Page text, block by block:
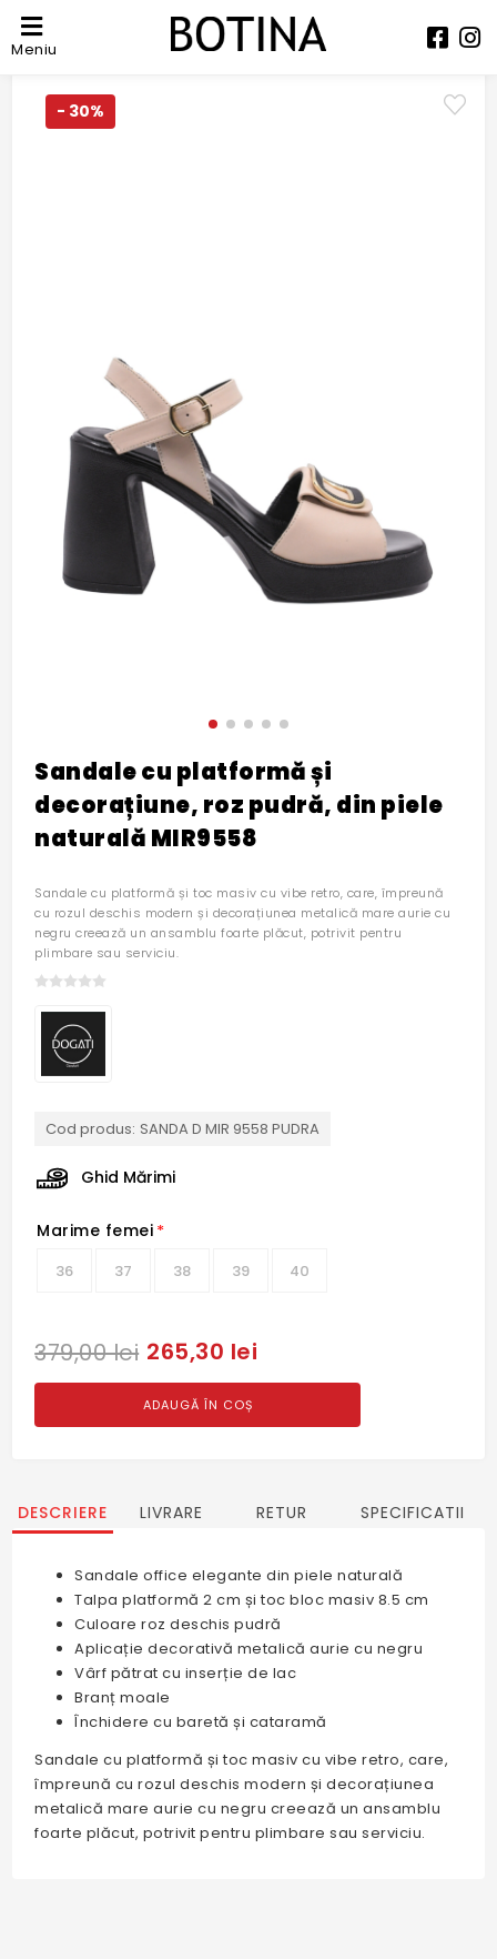
Meniu
- 30%
Sandale cu platformă și
decorațiune, roz pudră, din piele
naturală MIR9558
Sandale cu platformă și toc masiv cu vibe retro, care, împreună
cu rozul deschis modern și decorațiunea metalică mare aurie cu
negru creează un ansamblu foarte plăcut, potrivit pentru
plimbare sau serviciu.
Cod produs: SANDA D MIR 9558 PUDRA
Ghid Mărimi
Marime femei *
36 37 38 39 40
379,00 lei 265,30 lei
ADAUGĂ ÎN COȘ
DESCRIERE LIVRARE RETUR SPECIFICATII
Sandale office elegante din piele naturală
Talpa platformă 2 cm și toc bloc masiv 8.5 cm
Culoare roz deschis pudră
Aplicație decorativă metalică aurie cu negru
Vârf pătrat cu inserție de lac
Branț moale
Închidere cu baretă și cataramă
Sandale cu platformă și toc masiv cu vibe retro, care,
împreună cu rozul deschis modern și decorațiunea
metalică mare aurie cu negru creează un ansamblu
foarte plăcut, potrivit pentru plimbare sau serviciu.